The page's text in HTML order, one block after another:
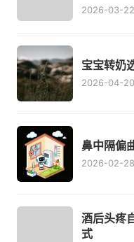
2026-03-
宝宝转奶
2026-04-
鼻中隔偏
2026-02-
酒后头疼
式